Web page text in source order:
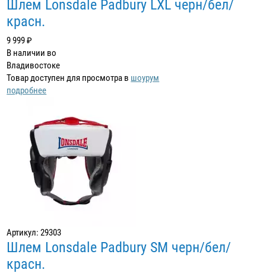
Шлем Lonsdale Padbury LXL черн/бел/
красн.
9 999 ₽
В наличии во
Владивостоке
Товар доступен для просмотра в шоурум
подробнее
Артикул: 29303
Шлем Lonsdale Padbury SM черн/бел/
красн.